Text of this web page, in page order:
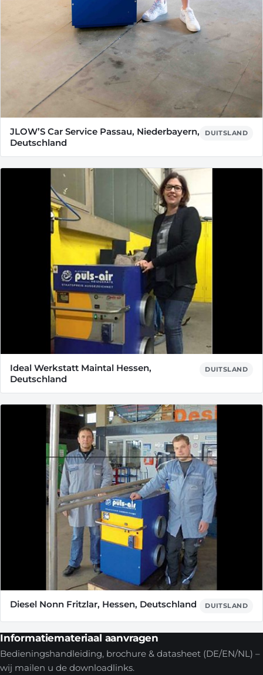
JLOW’S Car Service Passau, Niederbayern,
Deutschland
DUITSLAND
Ideal Werkstatt Maintal Hessen,
Deutschland
DUITSLAND
Diesel Nonn Fritzlar, Hessen, Deutschland DUITSLAND
Informatiemateriaal aanvragen
Bedieningshandleiding, brochure & datasheet (DE/EN/NL) –
wij mailen u de downloadlinks.